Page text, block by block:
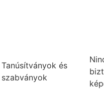
Tanúsítványok és
szabványok